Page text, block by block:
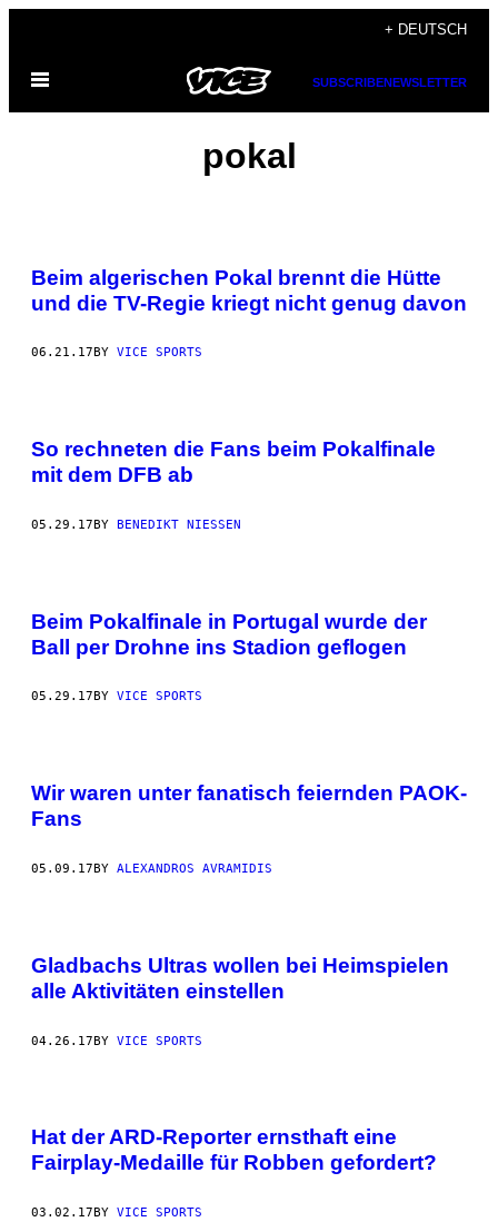
content
+ DEUTSCH
Open
SUBSCRIBENEWSLETTER
pokal
Beim algerischen Pokal brennt die Hütte
und die TV-Regie kriegt nicht genug davon
06.21.17 BY VICE SPORTS
So rechneten die Fans beim Pokalfinale
mit dem DFB ab
05.29.17BY BENEDIKT NIESSEN
Beim Pokalfinale in Portugal wurde der
Ball per Drohne ins Stadion geflogen
05.29.17 BY VICE SPORTS
Wir waren unter fanatisch feiernden PAOK-
Fans
05.09.17BY ALEXANDROS AVRAMIDIS
Gladbachs Ultras wollen bei Heimspielen
alle Aktivitäten einstellen
04.26.17BY VICE SPORTS
Hat der ARD-Reporter ernsthaft eine
Fairplay-Medaille für Robben gefordert?
03.02.17 BY VICE SPORTS